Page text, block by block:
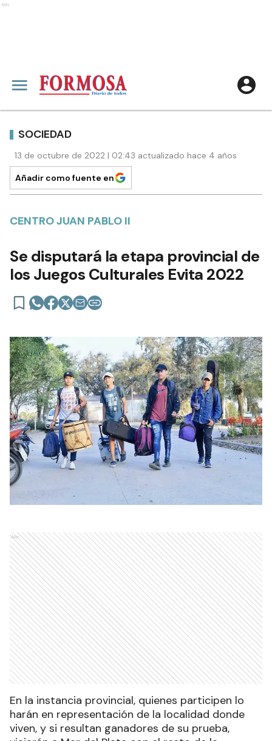
Ads
SOCIEDAD
13 de octubre de 2022 | 02:43 actualizado hace 4 años
Añadir como fuente en
CENTRO JUAN PABLO II
Se disputará la etapa provincial de
los Juegos Culturales Evita 2022
Ads
En la instancia provincial, quienes participen lo
harán en representación de la localidad donde
viven, y si resultan ganadores de su prueba,